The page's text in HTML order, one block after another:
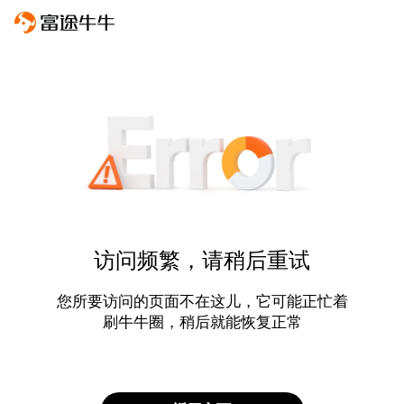
访问频繁，请稍后重试
您所要访问的页面不在这儿，它可能正忙着
刷牛牛圈，稍后就能恢复正常